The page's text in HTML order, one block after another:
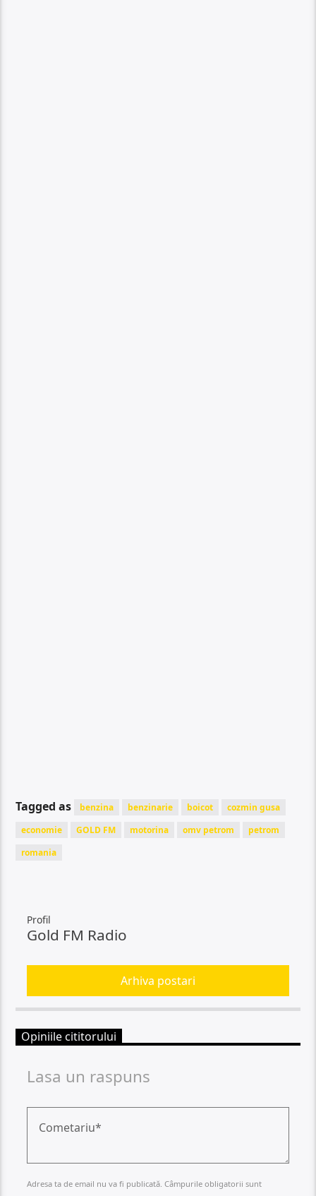
Tagged as benzina benzinarie boicot
cozmin gusa
economie
GOLD FM motorina omv petrom
petrom
romania
Profil
Gold FM Radio
Arhiva postari
Opiniile cititorului
Lasa un raspuns
Adresa ta de email nu va fi publicată. Câmpurile obligatorii sunt